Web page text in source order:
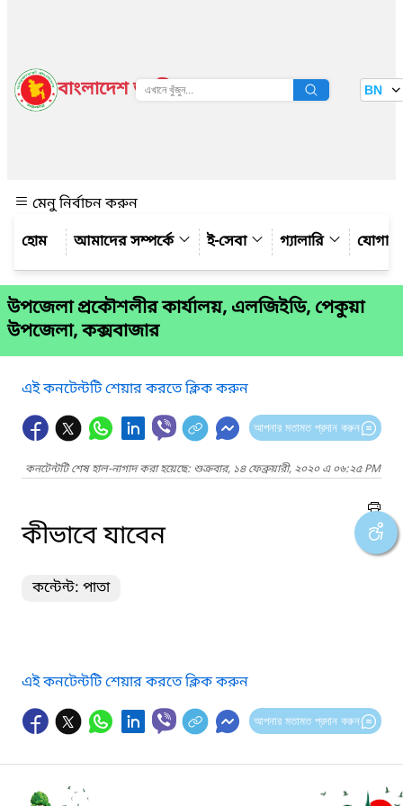
বাংলাদেশ জাতীয় তথ্য বাতায়ন BN
মেনু নির্বাচন করুন
আমাদের সম্পর্কে
ই-সেবা গ্যালারি
উপজেলা প্রকৌশলীর কার্যালয়, এলজিইডি, পেকুয়া
উপজেলা, কক্সবাজার
এই কনটেন্টটি শেয়ার করতে ক্লিক করুন
আপনার মতামত প্রদান করুন
কনটেন্টটি শেষ হাল-নাগাদ করা হয়েছে: শুক্রবার, ১৪ ফেব্রুয়ারী, ২০২০ এ ০৬:২৫ PM
কীভাবে যাবেন
কন্টেন্ট: পাতা
এই কনটেন্টটি শেয়ার করতে ক্লিক করুন
আপনার মতামত প্রদান করুন